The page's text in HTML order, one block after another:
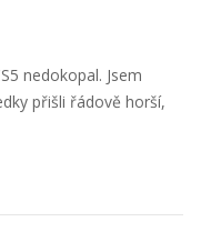
nedokopal. Jsem
přišli řádově horší,